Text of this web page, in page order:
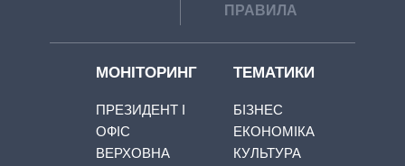
ПРАВИЛА
МОНІТОРИНГ
ПРЕЗИДЕНТ І
ОФІС
ВЕРХОВНА
ТЕМАТИКИ
БІЗНЕС
ЕКОНОМІКА
КУЛЬТУРА